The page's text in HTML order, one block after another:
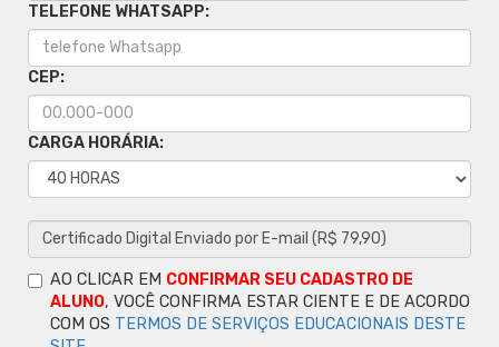
TELEFONE WHATSAPP:
CEP:
CARGA HORÁRIA:
AO CLICAR EM CONFIRMAR SEU CADASTRO DE
ALUNO, VOCÊ CONFIRMA ESTAR CIENTE E DE ACORDO
COM OS TERMOS DE SERVIÇOS EDUCACIONAIS DESTE